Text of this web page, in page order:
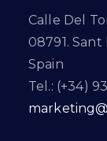
Calle Del
08791.
Spain
Tel.: (+34)